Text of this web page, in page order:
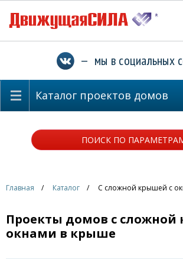
— мы в социальных
Каталог проектов домов
ПОИСК ПО
Главная Каталог С сложной крышей с
Проекты домов с сложной
окнами в крыше